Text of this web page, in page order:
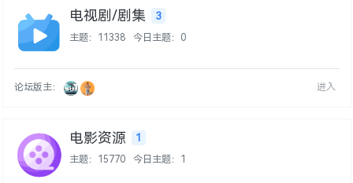
电视剧/剧集 3
主题：11338 今日主题：0
论坛版主： 进入
电影资源 1
主题：15770 今日主题：1